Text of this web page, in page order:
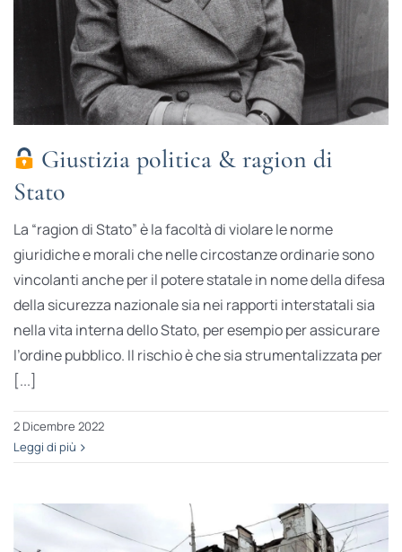
Giustizia politica & ragion di
Stato
La “ragion di Stato” è la facoltà di violare le norme
giuridiche e morali che nelle circostanze ordinarie sono
vincolanti anche per il potere statale in nome della difesa
della sicurezza nazionale sia nei rapporti interstatali sia
nella vita interna dello Stato, per esempio per assicurare
l’ordine pubblico. Il rischio è che sia strumentalizzata per
[...]
2 Dicembre 2022
Leggi di più